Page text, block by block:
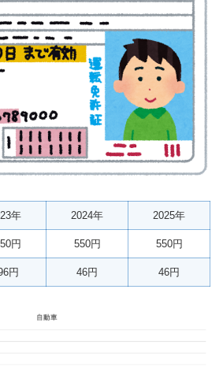
年 2024年 2025年
円 550円 550円
円 46円 46円